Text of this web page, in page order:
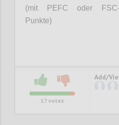
(mit PEFC oder FSC-
Punkte)
17 votes
Add/